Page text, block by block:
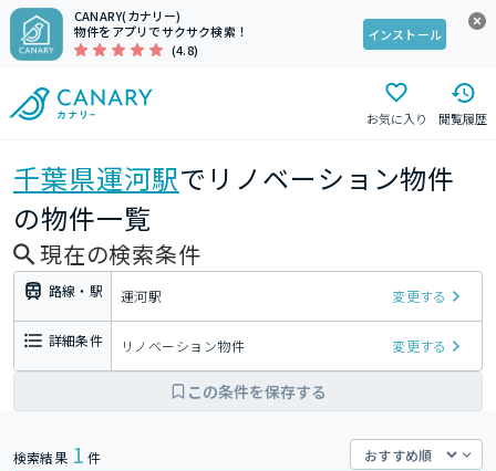
CANARY(カナリー)
物件をアプリでサクサク検索！
(4.8)
インストール
お気に入り 閲覧履歴
千葉県運河駅でリノベーション物件
の物件一覧
現在の検索条件
路線・駅 運河駅 変更する
詳細条件 リノベーション物件 変更する
この条件を保存する
検索結果 1 件